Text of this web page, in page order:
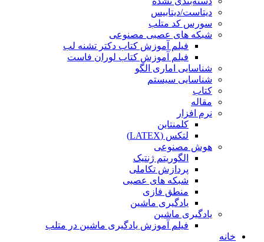
دیتاست/دیتابیس
سورس کد متلب
شبکه های عصبی مصنوعی
فیلم آموزش کتاب دکتر تشنه لب
فیلم آموزش کتاب لوران فاست
شناسایی اماری الگو
شناسایی سیستم
کتاب
مقاله
نرم افزار
کلمنتاین
لتکس (LATEX)
هوش مصنوعی
الگوریتم ژنتیک
پردازش تکاملی
شبکه های عصبی
منطق فازی
یادگیری ماشین
یادگیری ماشین
فیلم آموزش یادگیری ماشین در متلب
خانه